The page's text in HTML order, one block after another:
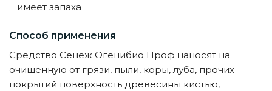
имеет запаха
Способ применения
Средство Сенеж Огенибио Проф наносят на
очищенную от грязи, пыли, коры, луба, прочих
покрытий поверхность древесины кистью,